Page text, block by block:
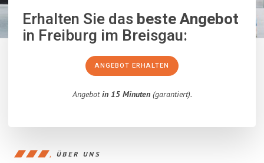
Erhalten Sie dasbeste Angebot
in Freiburg im Breisgau:
ANGEBOT ERHALTEN
Angebotin 15 Minuten(garantiert).
ÜBER UNS